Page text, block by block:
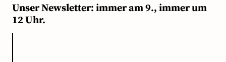
Unser Newsletter: immer am 9., immer um
12 Uhr.